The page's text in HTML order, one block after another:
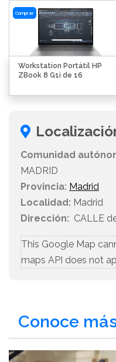
Comprar
Workstation Portátil HP
ZBook 8 G1i de 16
Comunidad
MADRID
Provincia: Madrid
Localidad: Madrid
Dirección: CALLE
This Google Map
maps API does not
Conoce